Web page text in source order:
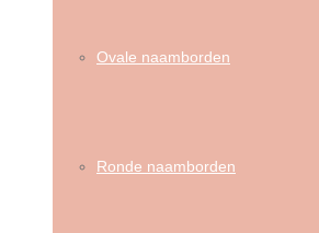
Ovale naamborden
Ronde naamborden